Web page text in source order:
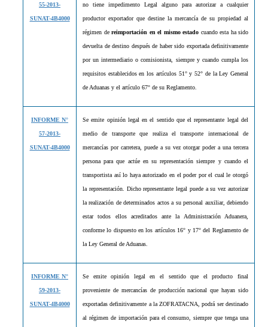
55-2013-
SUNAT-4B4000
no tiene impedimento Legal alguno para autorizar a cualquier
productor exportador que destine la mercancía de su propiedad al
régimen de reimportación en el mismo estado cuando esta ha sido
devuelta de destino después de haber sido exportada definitivamente
por un intermediario o comisionista, siempre y cuando cumpla los
requisitos establecidos en los artículos 51° y 52° de la Ley General
de Aduanas y el artículo 67° de su Reglamento.
INFORME N°
57-2013-
SUNAT-4B4000
Se emite opinión legal en el sentido que el representante legal del
medio de transporte que realiza el transporte internacional de
mercancías por carretera, puede a su vez otorgar poder a una tercera
persona para que actúe en su representación siempre y cuando el
transportista así lo haya autorizado en el poder por el cual le otorgó
la representación. Dicho representante legal puede a su vez autorizar
la realización de determinados actos a su personal auxiliar, debiendo
estar todos ellos acreditados ante la Administración Aduanera,
conforme lo dispuesto en los artículos 16° y 17° del Reglamento de
la Ley General de Aduanas.
INFORME N°
59-2013-
SUNAT-4B4000
Se emite opinión legal en el sentido que el producto final
proveniente de mercancías de producción nacional que hayan sido
exportadas definitivamente a la ZOFRATACNA, podrá ser destinado
al régimen de importación para el consumo, siempre que tenga una